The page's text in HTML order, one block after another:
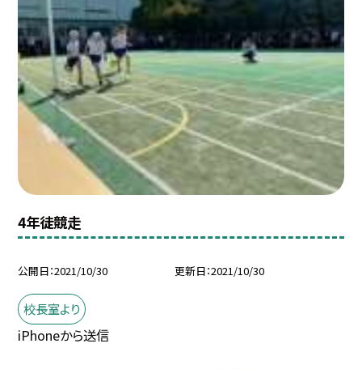
4年徒競走
公開日 2021/10/30 更新日 2021/10/30
校長室より
iPhoneから送信